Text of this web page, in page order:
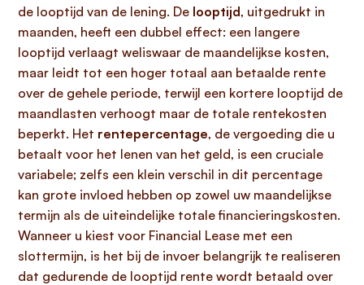
de looptijd van de lening. De looptijd, uitgedrukt in
maanden, heeft een dubbel effect: een langere
looptijd verlaagt weliswaar de maandelijkse kosten,
maar leidt tot een hoger totaal aan betaalde rente
over de gehele periode, terwijl een kortere looptijd de
maandlasten verhoogt maar de totale rentekosten
beperkt. Het rentepercentage, de vergoeding die u
betaalt voor het lenen van het geld, is een cruciale
variabele; zelfs een klein verschil in dit percentage
kan grote invloed hebben op zowel uw maandelijkse
termijn als de uiteindelijke totale financieringskosten.
Wanneer u kiest voor Financial Lease met een
slottermijn, is het bij de invoer belangrijk te realiseren
dat gedurende de looptijd rente wordt betaald over